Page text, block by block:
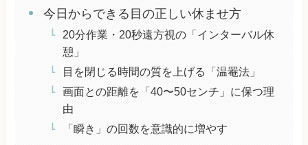
今日からできる目の正しい休ませ方
20分作業・20秒遠方視の「インターバル休
憩」
目を閉じる時間の質を上げる「温罨法」
画面との距離を「40〜50センチ」に保つ理
由
「瞬き」の回数を意識的に増やす